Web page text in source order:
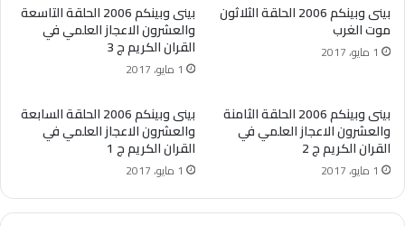
بينى وبينكم 2006 الحلقة الثلاثون
موت الغرب
1 مايو، 2017
بينى وبينكم 2006 الحلقة التاسعة
والعشرون الاعجاز العلمي في
القران الكريم ج 3
1 مايو، 2017
بينى وبينكم 2006 الحلقة الثامنة
والعشرون الاعجاز العلمي في
القران الكريم ج 2
1 مايو، 2017
بينى وبينكم 2006 الحلقة السابعة
والعشرون الاعجاز العلمي في
القران الكريم ج 1
1 مايو، 2017